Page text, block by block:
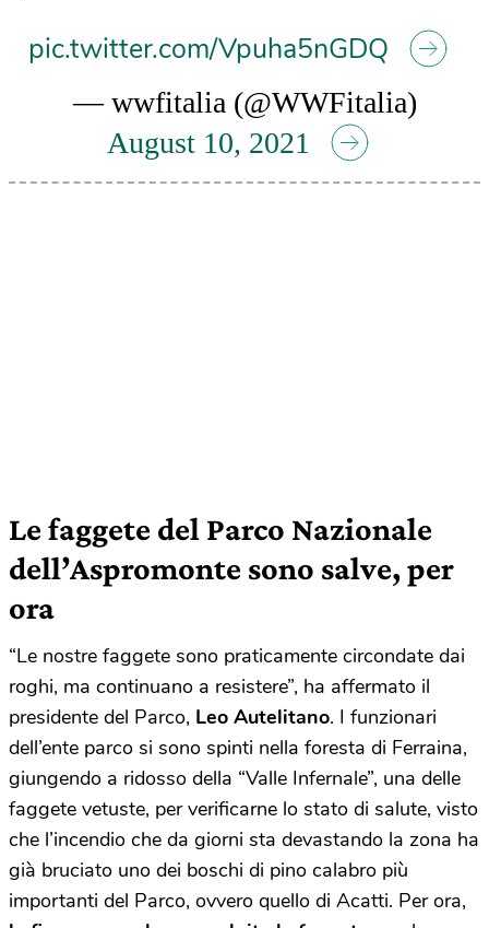
pic.twitter.com/Vpuha5nGDQ
— wwfitalia (@WWFitalia)
August 10, 2021
Le faggete del Parco Nazionale
dell’Aspromonte sono salve, per
ora
“Le nostre faggete sono praticamente circondate dai
roghi, ma continuano a resistere”, ha affermato il
presidente del Parco, Leo Autelitano. I funzionari
dell’ente parco si sono spinti nella foresta di Ferraina,
giungendo a ridosso della “Valle Infernale”, una delle
faggete vetuste, per verificarne lo stato di salute, visto
che l’incendio che da giorni sta devastando la zona ha
già bruciato uno dei boschi di pino calabro più
importanti del Parco, ovvero quello di Acatti. Per ora,